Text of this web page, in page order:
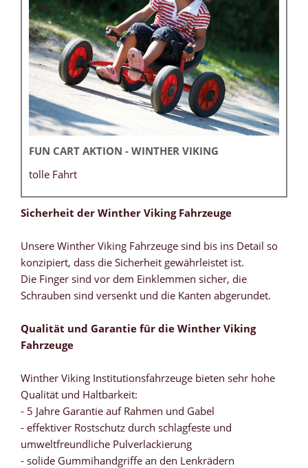
FUN CART AKTION - WINTHER VIKING
tolle Fahrt
Sicherheit der Winther Viking Fahrzeuge
Unsere Winther Viking Fahrzeuge sind bis ins Detail so
konzipiert, dass die Sicherheit gewährleistet ist.
Die Finger sind vor dem Einklemmen sicher, die
Schrauben sind versenkt und die Kanten abgerundet.
Qualität und Garantie für die Winther Viking
Fahrzeuge
Winther Viking Institutionsfahrzeuge bieten sehr hohe
Qualität und Haltbarkeit:
- 5 Jahre Garantie auf Rahmen und Gabel
- effektiver Rostschutz durch schlagfeste und
umweltfreundliche Pulverlackierung
- solide Gummihandgriffe an den Lenkrädern